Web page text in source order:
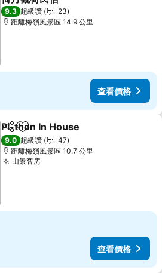
9.3 超級讚
23
距離梅嶺風景區 14.9 公里
查看價格
分享 加入我的最愛
Pi-thon In House
9.0 超級讚
47
距離梅嶺風景區 10.7 公里
山景客房
查看價格